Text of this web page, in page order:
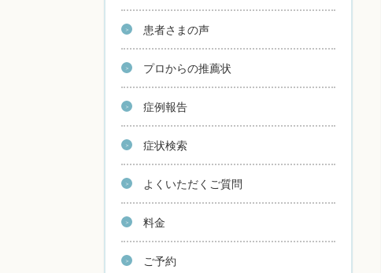
患者さまの声
プロからの推薦状
症例報告
症状検索
よくいただくご質問
料金
ご予約